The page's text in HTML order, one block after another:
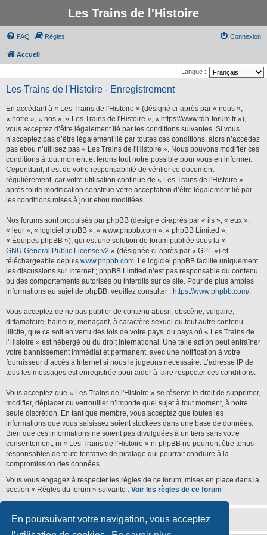
En poursuivant votre navigation, vous acceptez
Les Trains de l'Histoire
FAQ Règles Connexion
Accueil
Langue :
Les Trains de l'Histoire - Enregistrement
En accédant à « Les Trains de l'Histoire » (désigné ci-après par « nous »,
« notre », « nos », « Les Trains de l'Histoire », « https://www.tdh-forum.fr »),
vous acceptez d’être légalement lié par les conditions suivantes. Si vous
n’acceptez pas d’être légalement lié par toutes ces conditions, alors n’accédez
pas et/ou n’utilisez pas « Les Trains de l'Histoire ». Nous pouvons modifier ces
conditions à tout moment et ferons tout notre possible pour vous en informer.
Cependant, il est de votre responsabilité de vérifier ce document
régulièrement, car votre utilisation continue de « Les Trains de l'Histoire »
après toute modification constitue votre acceptation d’être légalement lié par
les conditions mises à jour et/ou modifiées.
Nos forums sont propulsés par phpBB (désigné ci-après par « ils », « eux »,
« leur », « logiciel phpBB », « www.phpbb.com », « phpBB Limited »,
« Équipes phpBB »), qui est une solution de forum publiée sous la «
GNU General Public License v2 » (désignée ci-après par « GPL ») et
téléchargeable depuis www.phpbb.com. Le logiciel phpBB facilite uniquement
les discussions sur Internet ; phpBB Limited n’est pas responsable du contenu
ou des comportements autorisés ou interdits sur ce site. Pour de plus amples
informations au sujet de phpBB, veuillez consulter : https://www.phpbb.com/.
Vous acceptez de ne pas publier de contenu abusif, obscène, vulgaire,
diffamatoire, haineux, menaçant, à caractère sexuel ou tout autre contenu
illicite, que ce soit en vertu des lois de votre pays, du pays où « Les Trains de
l'Histoire » est hébergé ou du droit international. Une telle action peut entraîner
votre bannissement immédiat et permanent, avec une notification à votre
fournisseur d’accès à Internet si nous le jugeons nécessaire. L’adresse IP de
tous les messages est enregistrée pour aider à faire respecter ces conditions.
Vous acceptez que « Les Trains de l'Histoire » se réserve le droit de supprimer,
modifier, déplacer ou verrouiller n’importe quel sujet à tout moment, à notre
seule discrétion. En tant que membre, vous acceptez que toutes les
informations que vous saisissez soient stockées dans une base de données.
Bien que ces informations ne soient pas divulguées à un tiers sans votre
consentement, ni « Les Trains de l'Histoire » ni phpBB ne pourront être tenus
responsables de toute tentative de piratage qui pourrait conduire à la
compromission des données.
Vous vous engagez à respecter les règles de ce forum, mises en place dans la
section « Règles du forum » suivante : Voir les règles de ce forum